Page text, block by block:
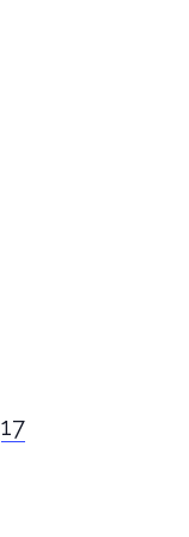
17